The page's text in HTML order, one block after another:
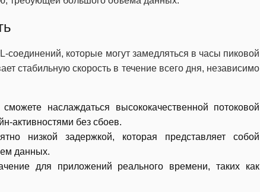
соединений, которые могут замедляться в часы пиковой
стабильную скорость в течение всего дня, независимо
наслаждаться высококачественной потоковой
активностями без сбоев.
низкой задержкой, которая представляет собой
данных.
для приложений реального времени, таких как